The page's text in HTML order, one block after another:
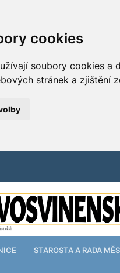
cookies
soubory cookies a
stránek a zjištění
STAROSTA A RADA